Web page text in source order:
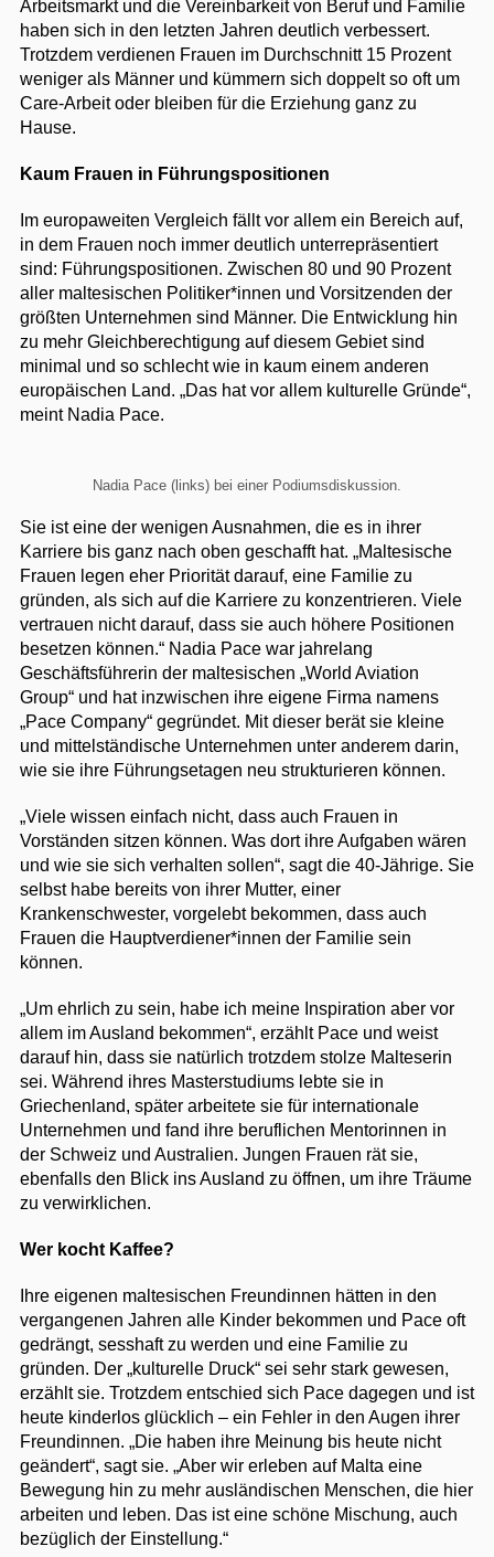
Arbeitsmarkt und die Vereinbarkeit von Beruf und Familie
haben sich in den letzten Jahren deutlich verbessert.
Trotzdem verdienen Frauen im Durchschnitt 15 Prozent
weniger als Männer und kümmern sich doppelt so oft um
Care-Arbeit oder bleiben für die Erziehung ganz zu
Hause.
Kaum Frauen in Führungspositionen
Im europaweiten Vergleich fällt vor allem ein Bereich auf,
in dem Frauen noch immer deutlich unterrepräsentiert
sind: Führungspositionen. Zwischen 80 und 90 Prozent
aller maltesischen Politiker*innen und Vorsitzenden der
größten Unternehmen sind Männer. Die Entwicklung hin
zu mehr Gleichberechtigung auf diesem Gebiet sind
minimal und so schlecht wie in kaum einem anderen
europäischen Land. „Das hat vor allem kulturelle Gründe“,
meint Nadia Pace.
Nadia Pace (links) bei einer Podiumsdiskussion.
Sie ist eine der wenigen Ausnahmen, die es in ihrer
Karriere bis ganz nach oben geschafft hat. „Maltesische
Frauen legen eher Priorität darauf, eine Familie zu
gründen, als sich auf die Karriere zu konzentrieren. Viele
vertrauen nicht darauf, dass sie auch höhere Positionen
besetzen können.“ Nadia Pace war jahrelang
Geschäftsführerin der maltesischen „World Aviation
Group“ und hat inzwischen ihre eigene Firma namens
„Pace Company“ gegründet. Mit dieser berät sie kleine
und mittelständische Unternehmen unter anderem darin,
wie sie ihre Führungsetagen neu strukturieren können.
„Viele wissen einfach nicht, dass auch Frauen in
Vorständen sitzen können. Was dort ihre Aufgaben wären
und wie sie sich verhalten sollen“, sagt die 40-Jährige. Sie
selbst habe bereits von ihrer Mutter, einer
Krankenschwester, vorgelebt bekommen, dass auch
Frauen die Hauptverdiener*innen der Familie sein
können.
„Um ehrlich zu sein, habe ich meine Inspiration aber vor
allem im Ausland bekommen“, erzählt Pace und weist
darauf hin, dass sie natürlich trotzdem stolze Malteserin
sei. Während ihres Masterstudiums lebte sie in
Griechenland, später arbeitete sie für internationale
Unternehmen und fand ihre beruflichen Mentorinnen in
der Schweiz und Australien. Jungen Frauen rät sie,
ebenfalls den Blick ins Ausland zu öffnen, um ihre Träume
zu verwirklichen.
Wer kocht Kaffee?
Ihre eigenen maltesischen Freundinnen hätten in den
vergangenen Jahren alle Kinder bekommen und Pace oft
gedrängt, sesshaft zu werden und eine Familie zu
gründen. Der „kulturelle Druck“ sei sehr stark gewesen,
erzählt sie. Trotzdem entschied sich Pace dagegen und ist
heute kinderlos glücklich – ein Fehler in den Augen ihrer
Freundinnen. „Die haben ihre Meinung bis heute nicht
geändert“, sagt sie. „Aber wir erleben auf Malta eine
Bewegung hin zu mehr ausländischen Menschen, die hier
arbeiten und leben. Das ist eine schöne Mischung, auch
bezüglich der Einstellung.“